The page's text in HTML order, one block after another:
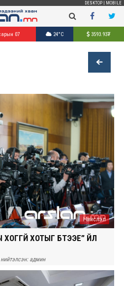
DESKTOP MOBILE
07 24°C 3593.93₮
Нийслэл
ХОТЫГ БҮТЭЭЕ” ҮЙЛ
нийтэлсэн: админ